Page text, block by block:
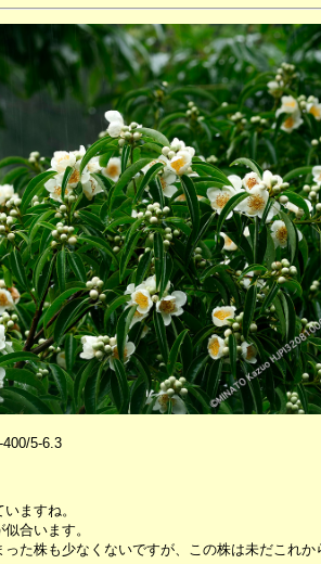
5-6.3
ますね。
合います。
った株も少なくないですが、この株は未だこれか